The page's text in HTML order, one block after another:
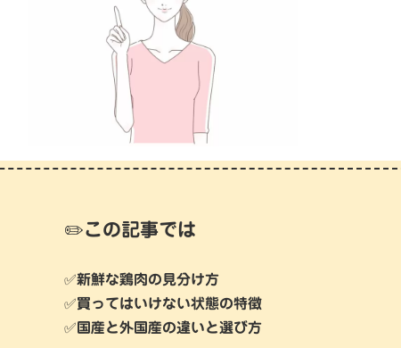
✏️この記事では
✅新鮮な鶏肉の見分け方
✅買ってはいけない状態の特徴
✅ 国産と外国産の違いと選び方